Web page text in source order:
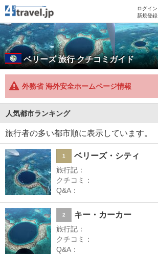
ログイン
新規登録
ベリーズ旅行 クチコミガイド
外務省 海外安全ホームページ情報
人気都市ランキング
旅行者の多い都市順に表示しています。
1 ベリーズ・シティ
旅行記：
クチコミ：
Q&A：
2 キー・カーカー
旅行記：
クチコミ：
Q&A：